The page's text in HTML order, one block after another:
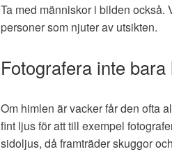
Ta med människor i bilden också.
personer som njuter av utsikten.
Fotografera inte
Om himlen är vacker får den ofta
fint ljus för att till exempel
sidoljus, då framträder skuggor